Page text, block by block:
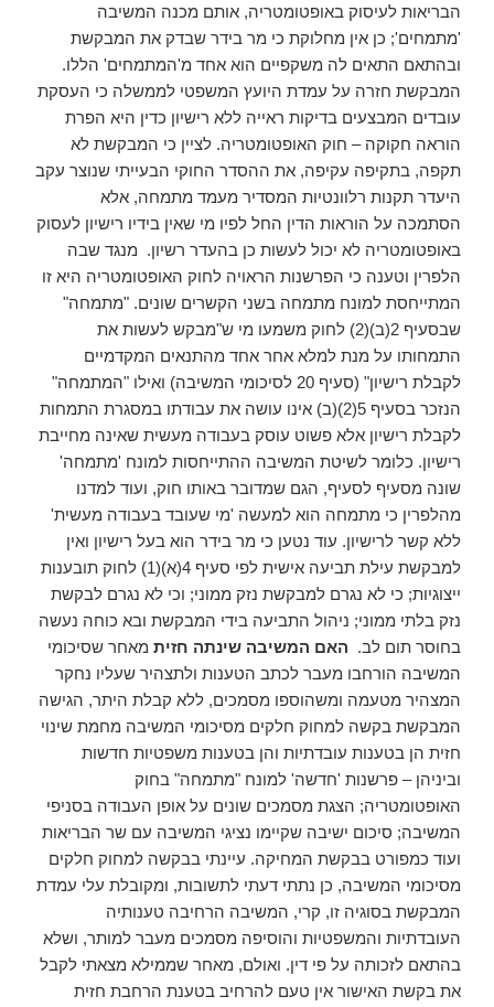
הבריאות לעיסוק באופטומטריה, אותם מכנה המשיבה
'מתמחים'; כן אין מחלוקת כי מר בידר שבדק את המבקשת
ובהתאם התאים לה משקפיים הוא אחד מ'המתמחים' הללו.
המבקשת חזרה על עמדת היועץ המשפטי לממשלה כי העסקת
עובדים המבצעים בדיקות ראייה ללא רישיון כדין היא הפרת
הוראה חקוקה – חוק האופטומטריה. לציין כי המבקשת לא
תקפה, בתקיפה עקיפה, את ההסדר החוקי הבעייתי שנוצר עקב
היעדר תקנות רלוונטיות המסדיר מעמד מתמחה, אלא
הסתמכה על הוראות הדין החל לפיו מי שאין בידיו רישיון לעסוק
באופטומטריה לא יכול לעשות כן בהעדר רשיון. מנגד שבה
הלפרין וטענה כי הפרשנות הראויה לחוק האופטומטריה היא זו
המתייחסת למונח מתמחה בשני הקשרים שונים. "מתמחה"
שבסעיף 2(ב)(2) לחוק משמעו מי ש"מבקש לעשות את
התמחותו על מנת למלא אחר אחד מהתנאים המקדמיים
לקבלת רישיון" (סעיף 20 לסיכומי המשיבה) ואילו "המתמחה"
הנזכר בסעיף 5(2)(ב) אינו עושה את עבודתו במסגרת התמחות
לקבלת רישיון אלא פשוט עוסק בעבודה מעשית שאינה מחייבת
רישיון. כלומר לשיטת המשיבה ההתייחסות למונח 'מתמחה'
שונה מסעיף לסעיף, הגם שמדובר באותו חוק, ועוד למדנו
מהלפרין כי מתמחה הוא למעשה 'מי שעובד בעבודה מעשית'
ללא קשר לרישיון. עוד נטען כי מר בידר הוא בעל רישיון ואין
למבקשת עילת תביעה אישית לפי סעיף 4(א)(1) לחוק תובענות
ייצוגיות; כי לא נגרם למבקשת נזק ממוני; וכי לא נגרם לבקשת
נזק בלתי ממוני; ניהול התביעה בידי המבקשת ובא כוחה נעשה
בחוסר תום לב. האם המשיבה שינתה חזית מאחר שסיכומי
המשיבה הורחבו מעבר לכתב הטענות ולתצהיר שעליו נחקר
המצהיר מטעמה ומשהוספו מסמכים, ללא קבלת היתר, הגישה
המבקשת בקשה למחוק חלקים מסיכומי המשיבה מחמת שינוי
חזית הן בטענות עובדתיות והן בטענות משפטיות חדשות
וביניהן – פרשנות 'חדשה' למונח "מתמחה" בחוק
האופטומטריה; הצגת מסמכים שונים על אופן העבודה בסניפי
המשיבה; סיכום ישיבה שקיימו נציגי המשיבה עם שר הבריאות
ועוד כמפורט בבקשת המחיקה. עיינתי בבקשה למחוק חלקים
מסיכומי המשיבה, כן נתתי דעתי לתשובות, ומקובלת עלי עמדת
המבקשת בסוגיה זו, קרי, המשיבה הרחיבה טענותיה
העובדתיות והמשפטיות והוסיפה מסמכים מעבר למותר, ושלא
בהתאם לזכותה על פי דין. ואולם, מאחר שממילא מצאתי לקבל
את בקשת האישור אין טעם להרחיב בטענת הרחבת חזית